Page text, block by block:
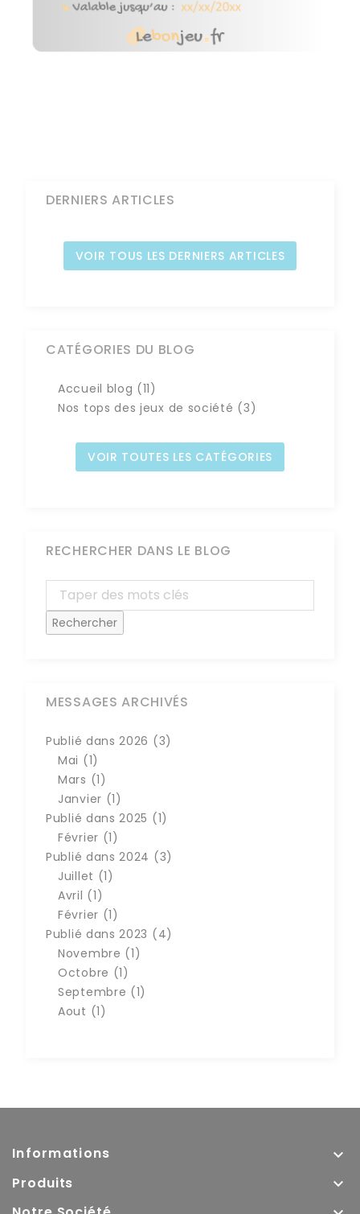
DERNIERS ARTICLES
VOIR TOUS LES DERNIERS ARTICLES
CATÉGORIES DU BLOG
Accueil blog (11)
Nos tops des jeux de société (3)
VOIR TOUTES LES CATÉGORIES
RECHERCHER DANS LE BLOG
MESSAGES ARCHIVÉS
Publié dans 2026 (3)
Mai (1)
Mars (1)
Janvier (1)
Publié dans 2025 (1)
Février (1)
Publié dans 2024 (3)
Juillet (1)
Avril (1)
Février (1)
Publié dans 2023 (4)
Novembre (1)
Octobre (1)
Septembre (1)
Aout (1)
Informations 
Produits 